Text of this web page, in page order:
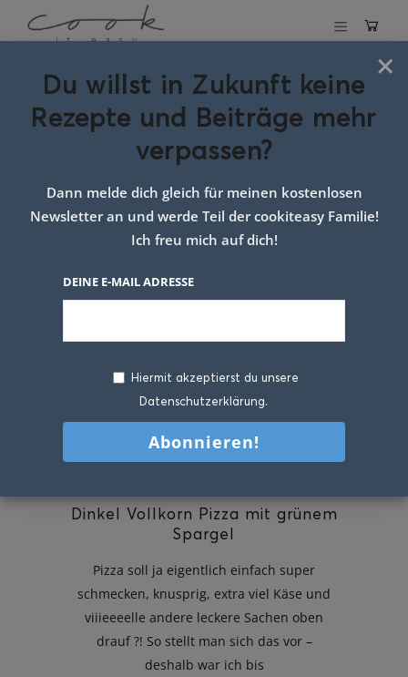
Schlagwort:
gesundes pizza
rezept
Dinkel Vollkorn Pizza mit grünem
Spargel
Pizza soll ja eigentlich einfach super
schmecken, knusprig, extra viel Käse und
viiieeeelle andere leckere Sachen oben
drauf ?! So stellt man sich das vor –
deshalb war ich bis
×
Du willst in Zukunft keine
Rezepte und Beiträge mehr
verpassen?
Dann melde dich gleich für meinen kostenlosen
Newsletter an und werde Teil der cookiteasy Familie!
Ich freu mich auf dich!
DEINE E-MAIL ADRESSE
Hiermit akzeptierst du unsere
Datenschutzerklärung.